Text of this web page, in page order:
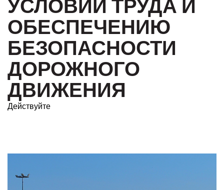
ОБЕСПЕЧЕНИЮ
БЕЗОПАСНОСТИ
ДОРОЖНОГО
ДВИЖЕНИЯ
Действуйте